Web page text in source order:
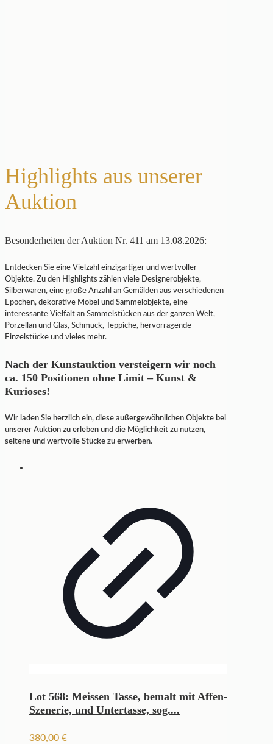
Highlights aus unserer
Auktion
Besonderheiten der Auktion Nr. 411 am 13.08.2026:
Entdecken Sie eine Vielzahl einzigartiger und wertvoller
Objekte. Zu den Highlights zählen viele Designerobjekte,
Silberwaren, eine große Anzahl an Gemälden aus verschiedenen
Epochen, dekorative Möbel und Sammelobjekte, eine
interessante Vielfalt an Sammelstücken aus der ganzen Welt,
Porzellan und Glas, Schmuck, Teppiche, hervorragende
Einzelstücke und vieles mehr.
Nach der Kunstauktion versteigern wir noch
ca. 150 Positionen ohne Limit – Kunst &
Kurioses!
Wir laden Sie herzlich ein, diese außergewöhnlichen Objekte bei
unserer Auktion zu erleben und die Möglichkeit zu nutzen,
seltene und wertvolle Stücke zu erwerben.
Lot 568: Meissen Tasse, bemalt mit Affen-
Szenerie, und Untertasse, sog....
380,00 €